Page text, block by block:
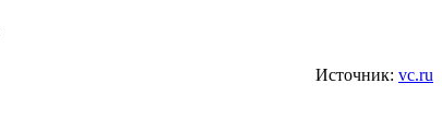
Источник: vc.ru